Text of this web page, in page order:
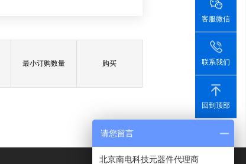
最小订购数量 购买
客服微信
联系我们
回到顶部
请您留言
北京南电科技元器件代理商